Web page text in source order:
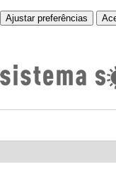
Ajustar preferências